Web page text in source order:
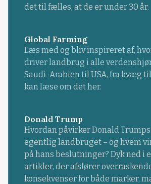
det til fælles, at de er under 30 år.
Global Farming
Læs med og bliv inspireret af,
driver landbrug i alle
Saudi-Arabien til USA, fra kvæg
kan læse om det her.
Donald Trump
Hvordan påvirker Donald
egentlig landbruget – og hvem
på hans beslutninger? Dyk ned i
artikler, der afslører
konsekvenser for både marker,